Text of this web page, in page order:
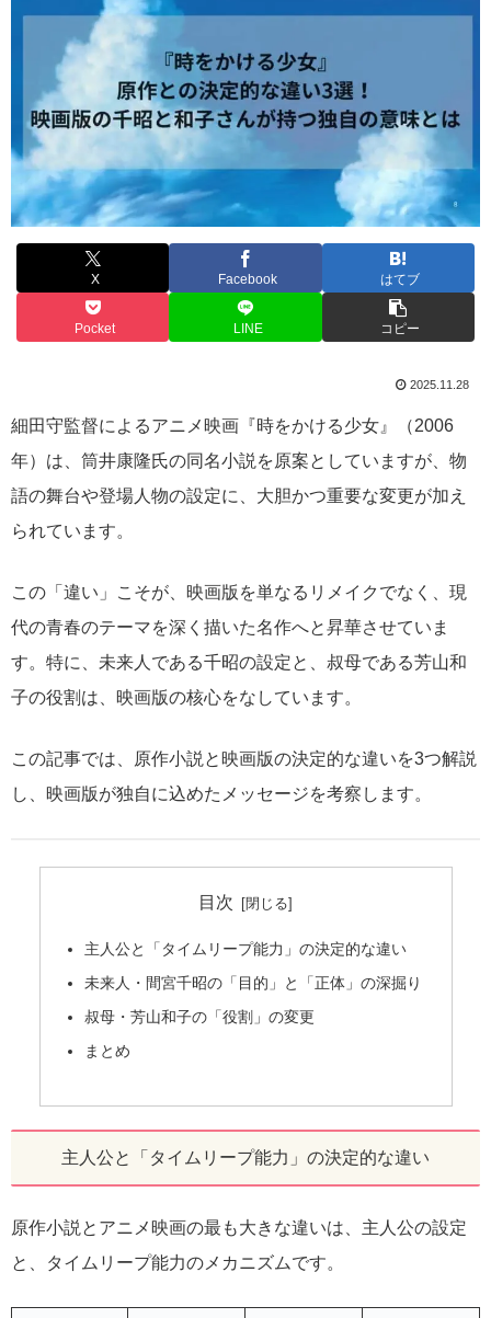
X Facebook はてブ
Pocket LINE コピー
2025.11.28
細田守監督によるアニメ映画『時をかける少女』（2006
年）は、筒井康隆氏の同名小説を原案としていますが、物
語の舞台や登場人物の設定に、大胆かつ重要な変更が加え
られています。
この「違い」こそが、映画版を単なるリメイクでなく、現
代の青春のテーマを深く描いた名作へと昇華させていま
す。特に、未来人である千昭の設定と、叔母である芳山和
子の役割は、映画版の核心をなしています。
この記事では、原作小説と映画版の決定的な違いを3つ解説
し、映画版が独自に込めたメッセージを考察します。
目次
主人公と「タイムリープ能力」の決定的な違い
未来人・間宮千昭の「目的」と「正体」の深掘り
叔母・芳山和子の「役割」の変更
まとめ
主人公と「タイムリープ能力」の決定的な違い
原作小説とアニメ映画の最も大きな違いは、主人公の設定
と、タイムリープ能力のメカニズムです。